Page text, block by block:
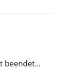
beendet...